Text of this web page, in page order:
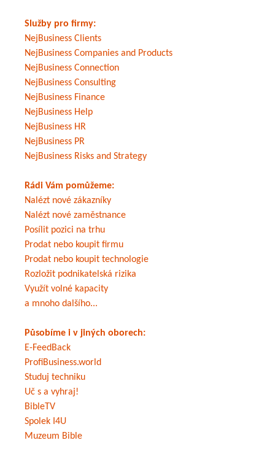
Služby pro firmy:
NejBusiness Clients
NejBusiness Companies and Products
NejBusiness Connection
NejBusiness Consulting
NejBusiness Finance
NejBusiness Help
NejBusiness HR
NejBusiness PR
NejBusiness Risks and Strategy
Rádi Vám pomůžeme:
Nalézt nové zákazníky
Nalézt nové zaměstnance
Posílit pozici na trhu
Prodat nebo koupit firmu
Prodat nebo koupit technologie
Rozložit podnikatelská rizika
Využít volné kapacity
a mnoho dalšího...
Působíme i v jiných oborech:
E-FeedBack
ProfiBusiness.world
Studuj techniku
Uč s a vyhraj!
BibleTV
Spolek I4U
Muzeum Bible